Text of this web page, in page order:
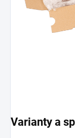
Varianty a